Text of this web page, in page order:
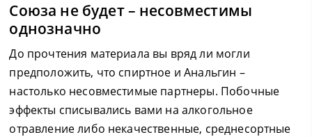
Союза не будет – несовместимы
однозначно
До прочтения материала вы вряд ли могли
предположить, что спиртное и Анальгин –
настолько несовместимые партнеры. Побочные
эффекты списывались вами на алкогольное
отравление либо некачественные, среднесортные